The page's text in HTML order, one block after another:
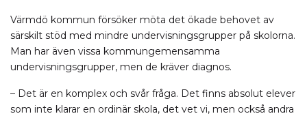
Värmdö kommun försöker möta det ökade behovet av
särskilt stöd med mindre undervisningsgrupper på skolorna.
Man har även vissa kommungemensamma
undervisningsgrupper, men de kräver diagnos.
– Det är en komplex och svår fråga. Det finns absolut elever
som inte klarar en ordinär skola, det vet vi, men också andra